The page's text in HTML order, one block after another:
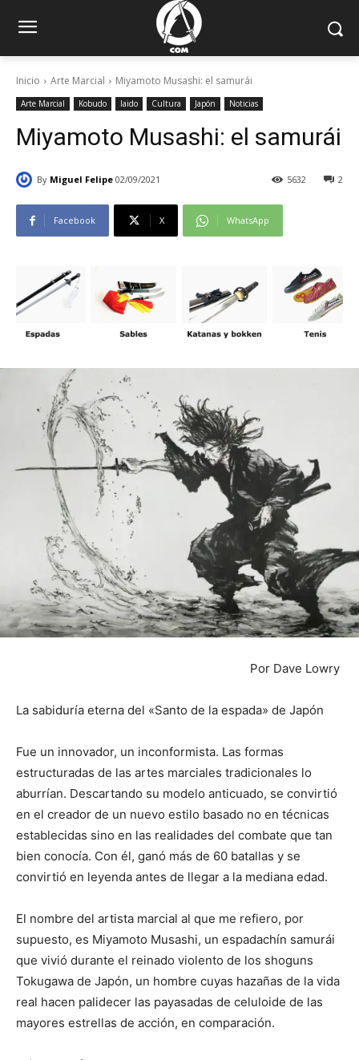
Inicio Arte Marcial Miyamoto Musashi: el samurái
Arte Marcial Kobudo Iaido Cultura Japón Noticias
Miyamoto Musashi: el samurái
By Miguel Felipe 02/09/2021 2
5632
Facebook X WhatsApp
Por Dave Lowry
La sabiduría eterna del «Santo de la espada» de Japón
Fue un innovador, un inconformista. Las formas
estructuradas de las artes marciales tradicionales lo
aburrían. Descartando su modelo anticuado, se convirtió
en el creador de un nuevo estilo basado no en técnicas
establecidas sino en las realidades del combate que tan
bien conocía. Con él, ganó más de 60 batallas y se
convirtió en leyenda antes de llegar a la mediana edad.
El nombre del artista marcial al que me refiero, por
supuesto, es Miyamoto Musashi, un espadachín samurái
que vivió durante el reinado violento de los shoguns
Tokugawa de Japón, un hombre cuyas hazañas de la vida
real hacen palidecer las payasadas de celuloide de las
mayores estrellas de acción, en comparación.